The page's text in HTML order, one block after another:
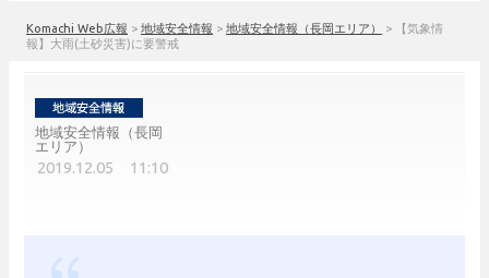
Komachi Web広報 > 地域安全情報 > 地域安全情報（長岡エリア） >
【気象情
報】大雨(土砂災害)に要警戒
地域安全情報（長岡
エリア）
2019.12.05 11:10